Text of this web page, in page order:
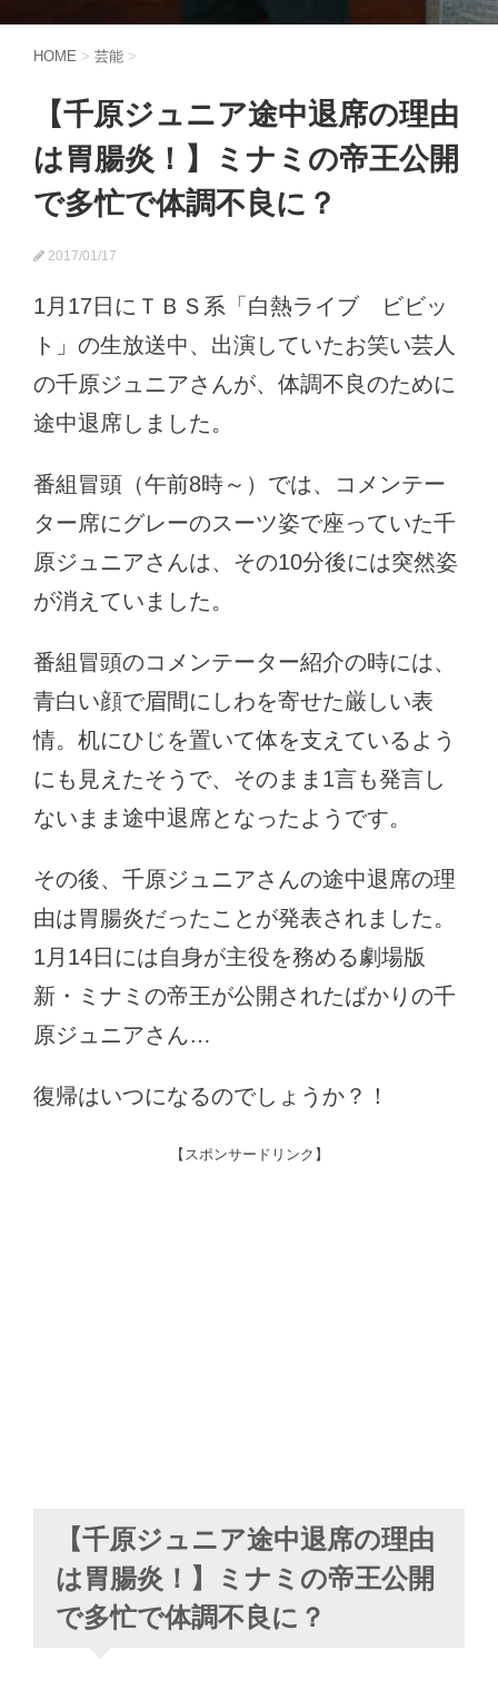
HOME > 芸能 >
【千原ジュニア途中退席の理由
は胃腸炎！】ミナミの帝王公開
で多忙で体調不良に？
2017/01/17
1月17日にＴＢＳ系「白熱ライブ ビビッ
ト」の生放送中、出演していたお笑い芸人
の千原ジュニアさんが、体調不良のために
途中退席しました。
番組冒頭（午前8時～）では、コメンテー
ター席にグレーのスーツ姿で座っていた千
原ジュニアさんは、その10分後には突然姿
が消えていました。
番組冒頭のコメンテーター紹介の時には、
青白い顔で眉間にしわを寄せた厳しい表
情。机にひじを置いて体を支えているよう
にも見えたそうで、そのまま1言も発言し
ないまま途中退席となったようです。
その後、千原ジュニアさんの途中退席の理
由は胃腸炎だったことが発表されました。
1月14日には自身が主役を務める劇場版
新・ミナミの帝王が公開されたばかりの千
原ジュニアさん…
復帰はいつになるのでしょうか？！
【スポンサードリンク】
【千原ジュニア途中退席の理由
は胃腸炎！】ミナミの帝王公開
で多忙で体調不良に？